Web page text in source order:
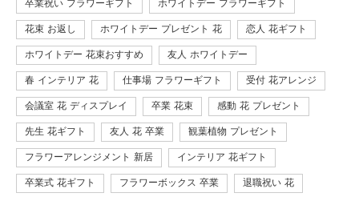
卒業祝い フラワーギフト ホワイトデー フラワーギフト
花束 お返し ホワイトデー プレゼント 花 恋人 花ギフト
ホワイトデー 花束おすすめ 友人 ホワイトデー
春 インテリア 花 仕事場 フラワーギフト 受付 花アレンジ
会議室 花 ディスプレイ 卒業 花束 感動 花 プレゼント
先生 花ギフト 友人 花 卒業 観葉植物 プレゼント
フラワーアレンジメント 新居 インテリア 花ギフト
卒業式 花ギフト フラワーボックス 卒業 退職祝い 花